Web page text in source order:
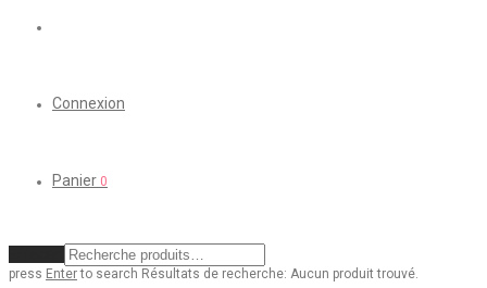
Connexion
Panier 0
press Enterto search Résultats de recherche: Aucun produit trouvé.